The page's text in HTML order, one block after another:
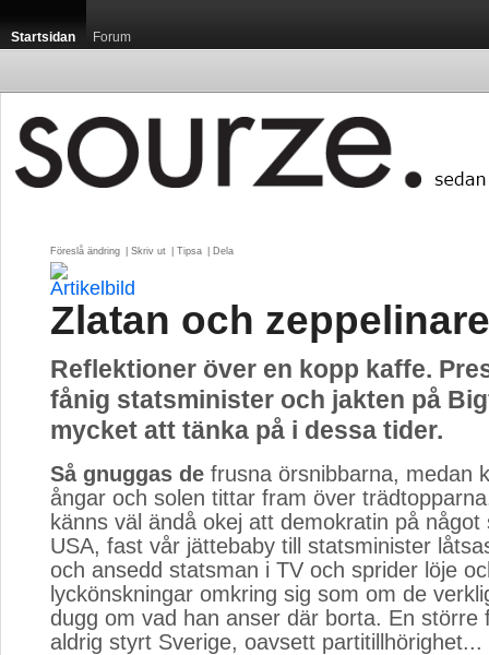
Startsidan Forum
Föreslå ändring Skriv ut Tipsa Dela
Zlatan och zeppelinare
Reflektioner över en kopp kaffe.
fånig statsminister och jakten på
mycket att tänka på i dessa tider.
Så gnuggas de frusna örsnibbarna, medan
ångar och solen tittar fram över
känns väl ändå okej att demokratin på något
USA, fast vår jättebaby till statsminister
och ansedd statsman i TV och sprider löje
lyckönskningar omkring sig som om de
dugg om vad han anser där borta. En större
aldrig styrt Sverige, oavsett partitillhörighet...